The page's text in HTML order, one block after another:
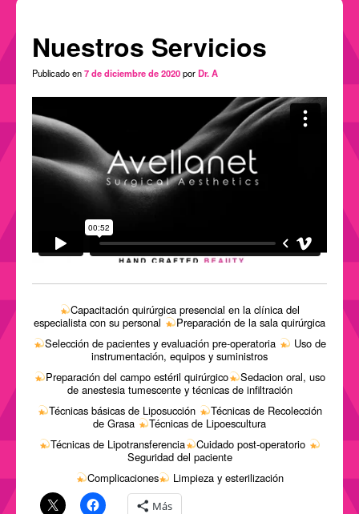
ESPAÑOL
ENGLISH(INGLÉS)
Nuestros Servicios
Publicado en7 de diciembre de 2020porDr. A
Capacitación quirúrgica presencial en la clínica del
especialista con su personal
Preparación de la sala quirúrgica
Selección de pacientes y evaluación pre-operatoria
Uso de
instrumentación, equipos y suministros
Preparación del campo estéril quirúrgico
Sedacion oral, uso
de anestesia tumescente y técnicas de infiltración
Técnicas básicas de Liposucción
Técnicas de Recolección
de Grasa
Técnicas de Lipoescultura
Técnicas de Lipotransferencia
Cuidado post-operatorio
Seguridad del paciente
Complicaciones
Limpieza y esterilización
Más